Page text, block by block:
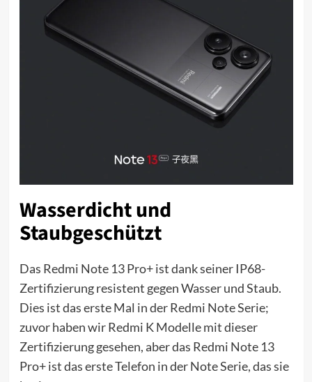
Wasserdicht und
Staubgeschützt
Das Redmi Note 13 Pro+ ist dank seiner IP68-
Zertifizierung resistent gegen Wasser und Staub.
Dies ist das erste Mal in der Redmi Note Serie;
zuvor haben wir Redmi K Modelle mit dieser
Zertifizierung gesehen, aber das Redmi Note 13
Pro+ ist das erste Telefon in der Note Serie, das sie